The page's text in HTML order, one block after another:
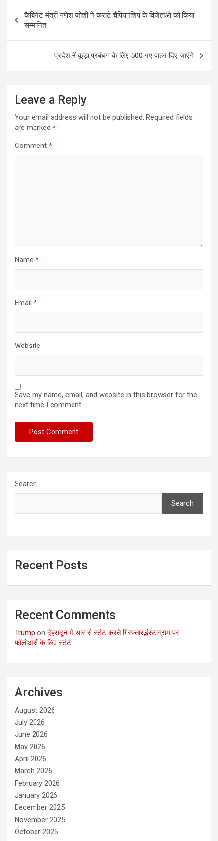
b
o
o
s
p
p
e
Post
navigation
कैबिनेट मंत्री गणेश जोशी ने कराटे चैंपियनशिप के विजेताओं को किया
सम्मानित
प्रदेश में कूड़ा प्रबंधन के लिए 500 नए वाहन दिए जाएंगे
Leave a Reply
Your email address will not be published. Required fields
are marked *
Comment *
Name *
Email *
Website
Save my name, email, and website in this browser for the
next time I comment.
Search
Search
Recent Posts
Recent Comments
Trump onदेहरादून में थार से स्टंट करते गिरफ्तार,इंस्टाग्राम पर
फॉलोअर्स के लिए स्टंट
Archives
August 2026
July 2026
June 2026
May 2026
April 2026
March 2026
February 2026
January 2026
December 2025
November 2025
October 2025